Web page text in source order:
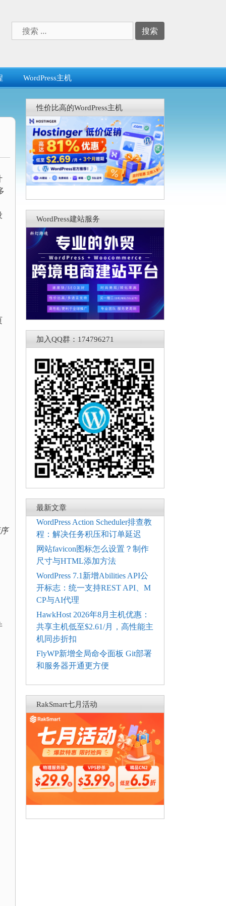
索：
WordPress主机
性价比高的WordPress主机
WordPress建站服务
加入QQ群：174796271
最新文章
WordPress Action Scheduler排查教
程：解决任务积压和订单延迟
网站favicon图标怎么设置？制作
尺寸与HTML添加方法
WordPress 7.1新增Abilities API公
开标志：统一支持REST API、M
CP与AI代理
HawkHost 2026年8月主机优惠：
共享主机低至$2.61/月，高性能主
机同步折扣
FlyWP新增全局命令面板 Git部署
和服务器开通更方便
RakSmart七月活动